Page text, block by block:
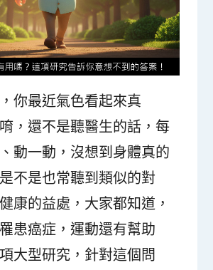
，你最近氣色看起來真
，還不是聽醫生的話，每
動一動，沒想到身體真的
不是也常聽到類似的對
康的益處，大家都知道，
患癌症，運動還有幫助
大型研究，針對這個問